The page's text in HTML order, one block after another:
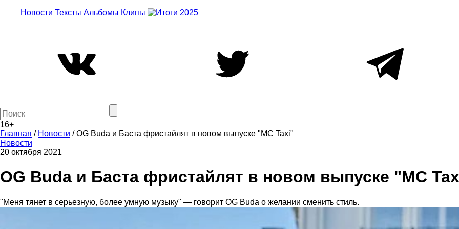
Новости Тексты Альбомы Клипы
16+
Главная / Новости /OG Buda и Баста фристайлят в новом выпуске "MC Taxi"
Новости
20 октября 2021
OG Buda и Баста фристайлят в новом выпуске "MC
"Меня тянет в серьезную, более умную музыку" — говорит OG Buda о желании сменить стиль.